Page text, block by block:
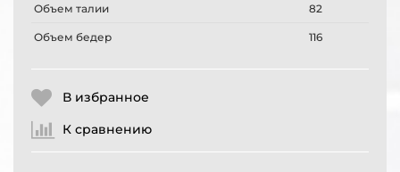
Объем талии 82
Объем бедер 116
В избранное
К сравнению